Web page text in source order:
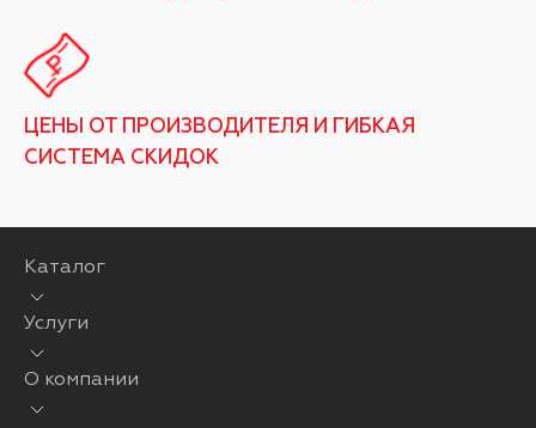
ЦЕНЫ ОТ ПРОИЗВОДИТЕЛЯ И ГИБКАЯ
СИСТЕМА СКИДОК
Каталог
Услуги
О компании